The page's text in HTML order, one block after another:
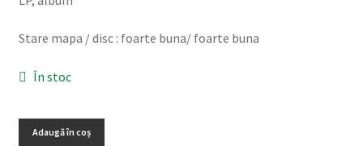
Stare mapa / disc : foarte buna/ foarte buna
În stoc
Adaugă în coș